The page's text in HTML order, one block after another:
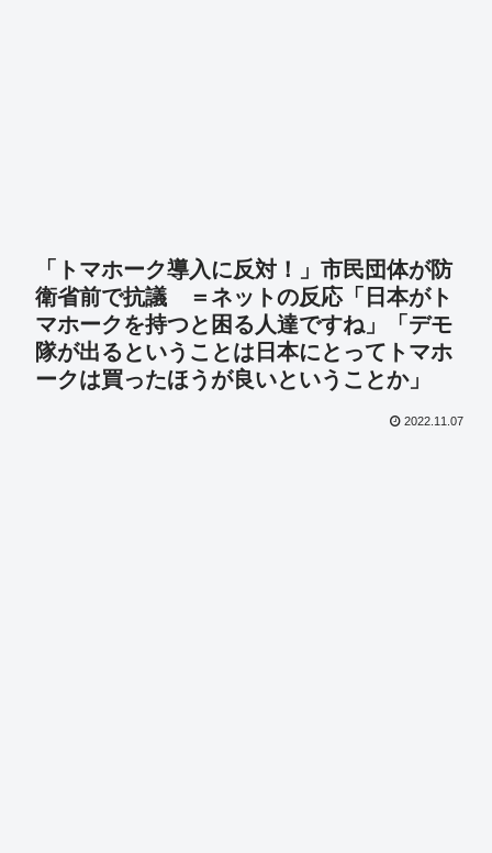
「トマホーク導入に反対！」市民団体が防
衛省前で抗議 ＝ネットの反応「日本がト
マホークを持つと困る人達ですね」「デモ
隊が出るということは日本にとってトマホ
ークは買ったほうが良いということか」
2022.11.07